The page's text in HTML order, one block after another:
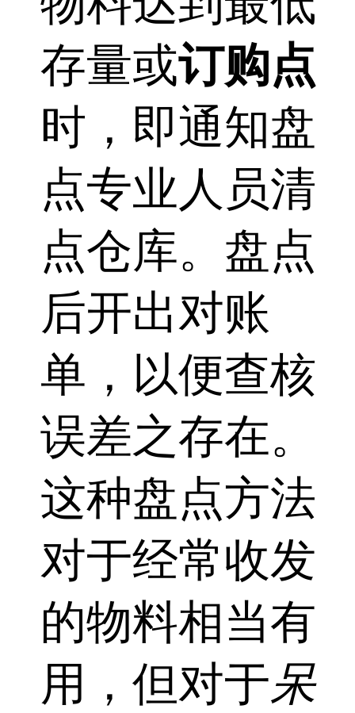
存量或订购点
时，即通知盘
点专业人员清
点仓库。盘点
后开出对账
单，以便查核
误差之存在。
这种盘点方法
对于经常收发
的物料相当有
用，但对于呆